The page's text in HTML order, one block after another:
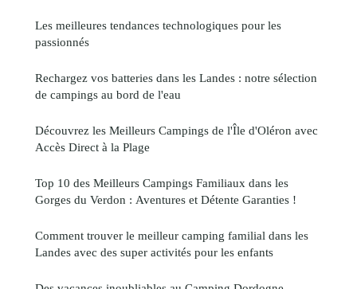
Les meilleures tendances technologiques pour les
passionnés
Rechargez vos batteries dans les Landes : notre sélection
de campings au bord de l'eau
Découvrez les Meilleurs Campings de l'Île d'Oléron avec
Accès Direct à la Plage
Top 10 des Meilleurs Campings Familiaux dans les
Gorges du Verdon : Aventures et Détente Garanties !
Comment trouver le meilleur camping familial dans les
Landes avec des super activités pour les enfants